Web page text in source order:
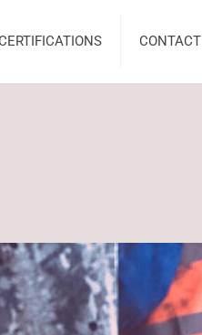
CONTACT